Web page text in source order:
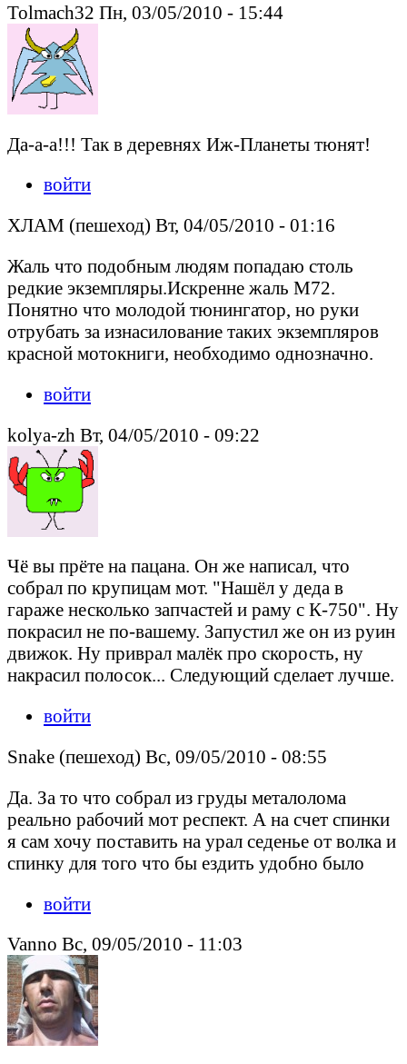
Tolmach32 Пн, 03/05/2010 - 15:44
Да-а-а!!! Так в деревнях Иж-Планеты тюнят!
войти
ХЛАМ (пешеход) Вт, 04/05/2010 - 01:16
Жаль что подобным людям попадаю столь
редкие экземпляры.Искренне жаль М72.
Понятно что молодой тюнингатор, но руки
отрубать за изнасилование таких экземпляров
красной мотокниги, необходимо однозначно.
войти
kolya-zh Вт, 04/05/2010 - 09:22
Чё вы прёте на пацана. Он же написал, что
собрал по крупицам мот. "Нашёл у деда в
гараже несколько запчастей и раму с К-750". Ну
покрасил не по-вашему. Запустил же он из руин
движок. Ну приврал малёк про скорость, ну
накрасил полосок... Следующий сделает лучше.
войти
Snake (пешеход) Вс, 09/05/2010 - 08:55
Да. За то что собрал из груды металолома
реально рабочий мот респект. А на счет спинки
я сам хочу поставить на урал седенье от волка и
спинку для того что бы ездить удобно было
войти
Vanno Вс, 09/05/2010 - 11:03